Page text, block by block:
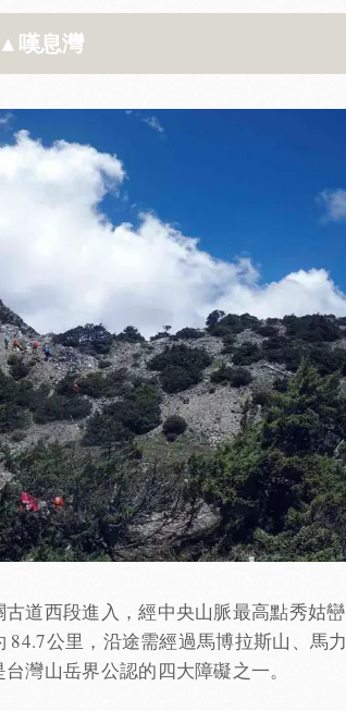
嘆息灣
道西段進入，經中央山脈最高點秀姑巒
公里，沿途需經過馬博拉斯山、馬力
灣山岳界公認的四大障礙之一。